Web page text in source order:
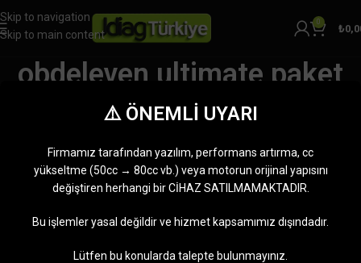
Skip to navigation
Skip to main content
0
₺
obdeleven ultimate paket
Ürünler “obdeleven ultimate paket” olarak etiketlendi
Kenar çubuğunu göster
⚠️ ÖNEMLİ UYARI
Firmamız tarafından yazılım, performans artırma, cc
yükseltme (50cc → 80cc vb.) veya motorun orijinal yapısını
değiştiren herhangi bir CİHAZ SATILMAMAKTADIR.
Bu işlemler yasal değildir ve hizmet kapsamımız dışındadır.
Lütfen bu konularda talepte bulunmayınız.